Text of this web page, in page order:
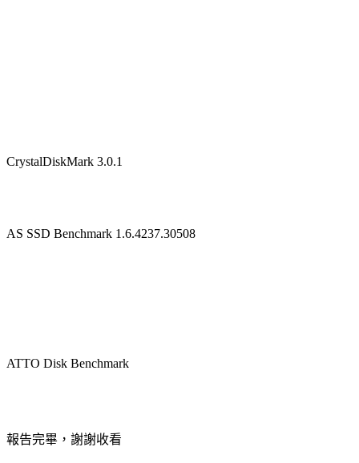
CrystalDiskMark 3.0.1
AS SSD Benchmark 1.6.4237.30508
ATTO Disk Benchmark
報告完畢，謝謝收看